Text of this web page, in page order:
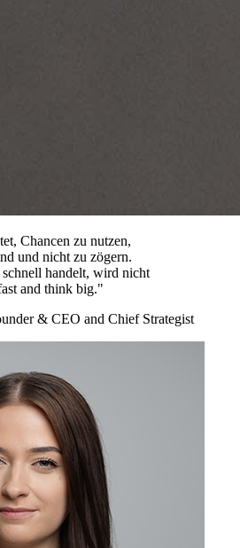
Chancen zu nutzen,
und nicht zu zögern.
handelt, wird nicht
and think big."
& CEO and Chief Strategist